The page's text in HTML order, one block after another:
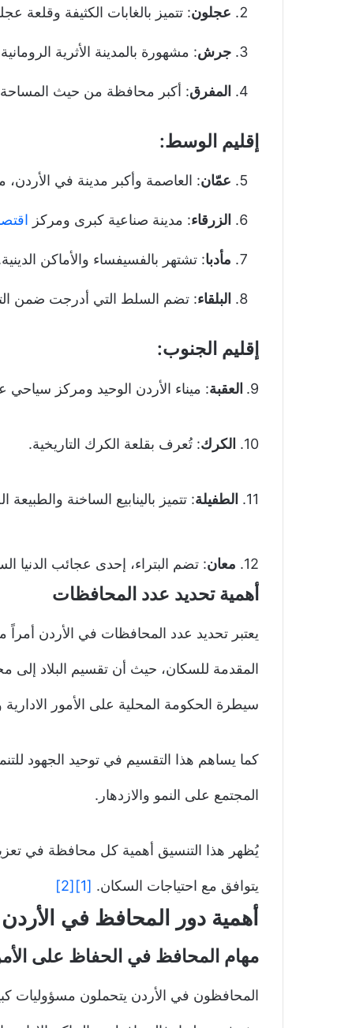
عجلون: تتميز بالغابات الكثيفة وقلعة
جرش: مشهورة بالمدينة الأثرية
المفرق: أكبر محافظة من حيث
إقليم الوسط:
عمّان: العاصمة وأكبر مدينة في الأردن،
الزرقاء: مدينة صناعية كبرى ومركز
مأدبا: تشتهر بالفسيفساء والأماكن
البلقاء: تضم السلط التي أدرجت ضمن
إقليم الجنوب:
9. العقبة: ميناء الأردن الوحيد ومركز سياحي
10. الكرك: تُعرف بقلعة الكرك التاريخية.
11. الطفيلة: تتميز بالينابيع الساخنة والطبيعة
12. معان: تضم البتراء، إحدى عجائب الدنيا
أهمية تحديد عدد المحافظات
يعتبر تحديد عدد المحافظات في الأردن
المقدمة للسكان، حيث أن تقسيم البلاد
سيطرة الحكومة المحلية على الأمور الادارية
كما يساهم هذا التقسيم في توحيد الجهود
المجتمع على النمو والازدهار.
يُظهر هذا التنسيق أهمية كل محافظة في
يتوافق مع احتياجات السكان. [1]
[2]
أهمية دور المحافظ في الأردن
مهام المحافظ في الحفاظ على
المحافظون في الأردن يتحملون مسؤوليات